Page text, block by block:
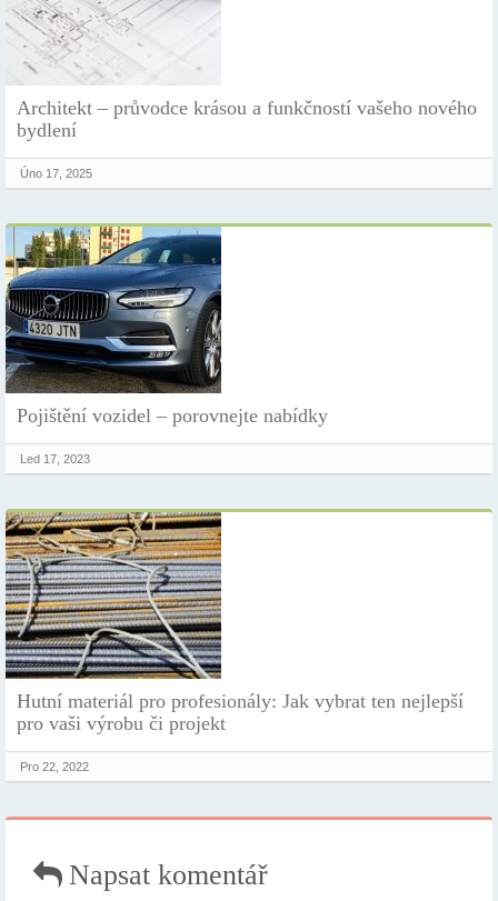
Architekt – průvodce krásou a funkčností vašeho nového
bydlení
Úno 17, 2025
Pojištění vozidel – porovnejte nabídky
Led 17, 2023
Hutní materiál pro profesionály: Jak vybrat ten nejlepší
pro vaši výrobu či projekt
Pro 22, 2022
Napsat komentář